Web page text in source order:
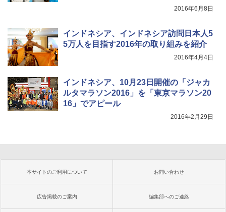
2016年6月8日
インドネシア、インドネシア訪問日本人5
5万人を目指す2016年の取り組みを紹介
2016年4月4日
インドネシア、10月23日開催の「ジャカ
ルタマラソン2016」を「東京マラソン20
16」でアピール
2016年2月29日
本サイトのご利用について お問い合わせ
広告掲載のご案内 編集部へのご連絡